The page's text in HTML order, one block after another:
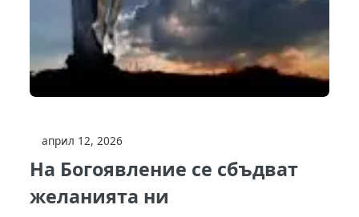
април 12, 2026
На Богоявление се сбъдват
желанията ни